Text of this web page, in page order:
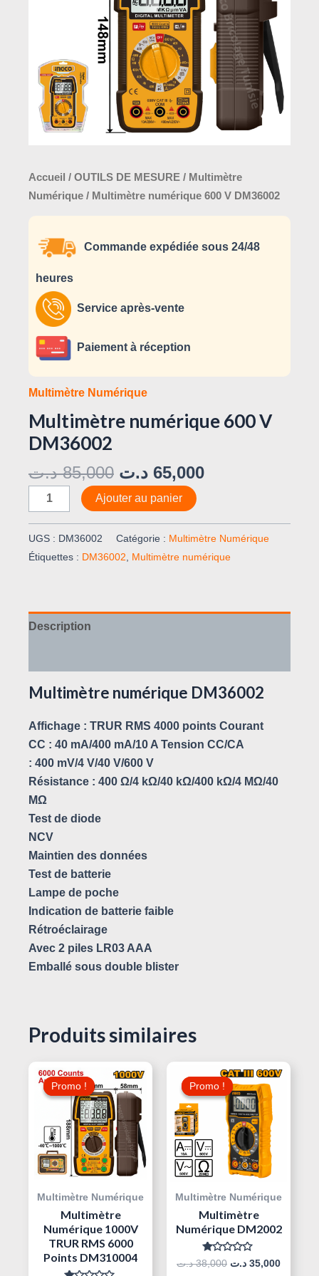
Accueil / OUTILS DE MESURE / Multimètre
Numérique / Multimètre numérique 600 V DM36002
Commande expédiée sous 24/48
heures
Service après-vente
Paiement à réception
Multimètre Numérique
Multimètre numérique 600 V
DM36002
85,000 د.ت 65,000 د.ت
Ajouter au panier
UGS : DM36002 Catégorie : Multimètre Numérique
Étiquettes : DM36002, Multimètre numérique
Description
Multimètre numérique DM36002
Affichage : TRUR RMS 4000 points Courant
CC : 40 mA/400 mA/10 A Tension CC/CA
: 400 mV/4 V/40 V/600 V
Résistance : 400 Ω/4 kΩ/40 kΩ/400 kΩ/4 MΩ/40
MΩ
Test de diode
NCV
Maintien des données
Test de batterie
Lampe de poche
Indication de batterie faible
Rétroéclairage
Avec 2 piles LR03 AAA
Emballé sous double blister
Produits similaires
Promo !
Promo !
Multimètre Numérique
Multimètre
Numérique 1000V
TRUR RMS 6000
Points DM310004
Prix
Initial
Était :
Le
Promo !
Promo !
Multimètre Numérique
Multimètre
Numérique DM2002
Note
38,000 د.ت
Le
Prix
Initial
Était :
35,000 د.ت
Le
Prix